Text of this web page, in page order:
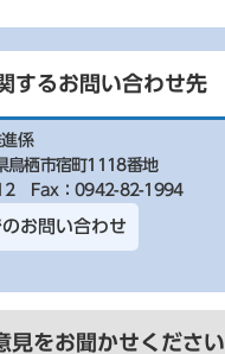
するお問い合わせ先
係
鳥栖市宿町1118番地
Fax：0942-82-1994
のお問い合わせ
見をお聞かせください